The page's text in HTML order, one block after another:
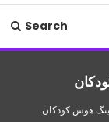
Search
هوش کودکان